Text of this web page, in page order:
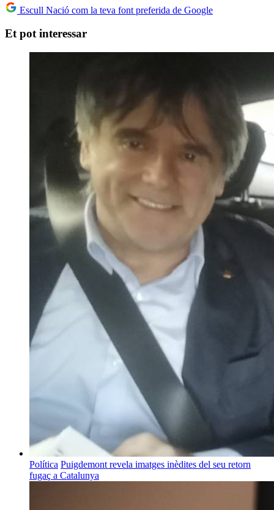
Escull Nació com la teva font preferida de Google
Et pot interessar
Política Puigdemont revela imatges inèdites del seu retorn
fugaç a Catalunya